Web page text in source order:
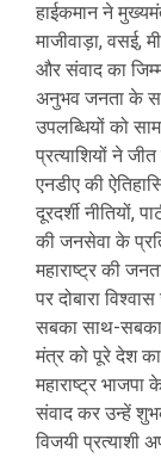
हाईकमान ने
माजीवाड़ा, वसई,
और संवाद का
अनुभव जनता के
उपलब्धियों को
प्रत्याशियों ने
एनडीए की
दूरदर्शी नीतियों,
की जनसेवा के
महाराष्ट्र की
पर दोबारा
सबका साथ-
मंत्र को पूरे देश
महाराष्ट्र
संवाद कर उन्हें
विजयी प्रत्याशी